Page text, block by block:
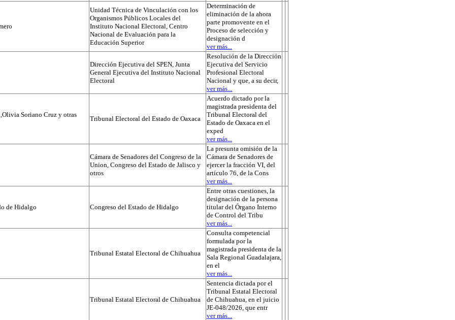
Unidad Técnica de Vinculación con los
Organismos Públicos Locales del
Instituto Nacional Electoral, Centro
Nacional de Evaluación para la
Educación Superior
Determinación de
eliminación de la ahora
parte promovente en el
Proceso de selección y
designación d
ver más...
Dirección Ejecutiva del SPEN, Junta
General Ejecutiva del Instituto Nacional
Electoral
Resolución de la Dirección
Ejecutiva del Servicio
Profesional Electoral
Nacional y que, a su decir,
ver más...
Soriano Cruz y otras
Tribunal Electoral del Estado de Oaxaca
Acuerdo dictado por la
magistrada presidenta del
Tribunal Electoral del
Estado de Oaxaca en el
exped
ver más...
Cámara de Senadores del Congreso de la
Union, Congreso del Estado de Jalisco y
otros
La presunta omisión de la
Cámara de Senadores de
ejercer la fracción VI, del
artículo 76, de la Cons
ver más...
de Hidalgo Congreso del Estado de Hidalgo
Entre otras cuestiones, la
designación de la persona
titular del Órgano Interno
de Control del Tribu
ver más...
Tribunal Estatal Electoral de Chihuahua
Consulta competencial
formulada por la
magistrada presidenta de la
Sala Regional Guadalajara,
en el
ver más...
Tribunal Estatal Electoral de Chihuahua
Sentencia dictada por el
Tribunal Estatal Electoral
de Chihuahua, en el juicio
JE-048/2026, que entr
ver más...